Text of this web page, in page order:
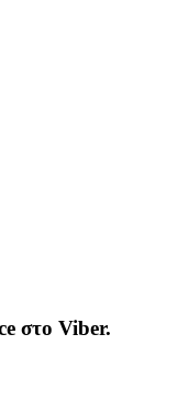
στο Viber.